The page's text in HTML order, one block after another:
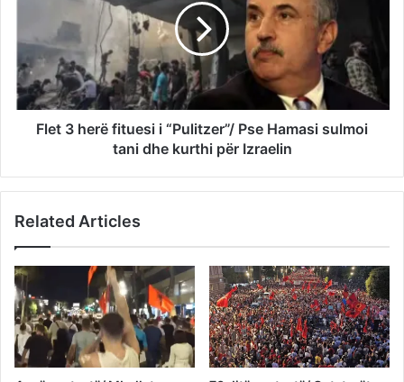
Flet 3 herë fituesi i “Pulitzer”/ Pse Hamasi sulmoi
tani dhe kurthi për Izraelin
Related Articles